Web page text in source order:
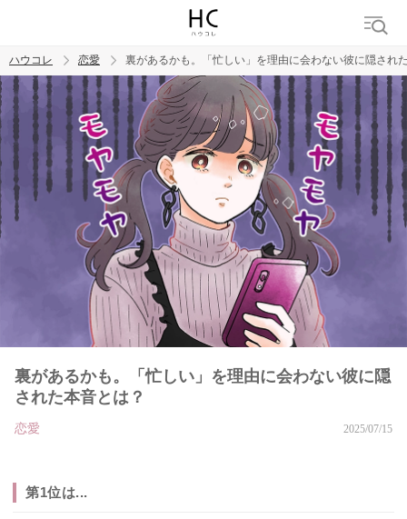
トレンド ワード
恋愛
ハウコレ 恋愛 裏があるかも。「忙しい」を理由に会わない彼に隠され
裏があるかも。「忙しい」を理由に会わない彼に隠
された本音とは？
恋愛 2025/07/15
第1位は...